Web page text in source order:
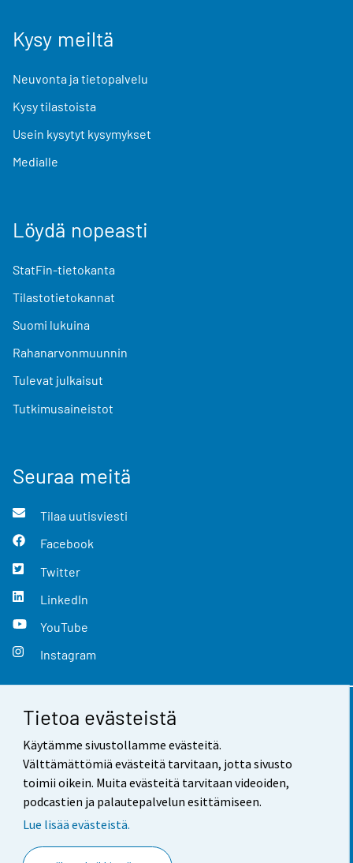
Tietoa evästeistä
Käytämme sivustollamme evästeitä.
Välttämättömiä evästeitä tarvitaan, jotta sivusto
toimii oikein. Muita evästeitä tarvitaan videoiden,
podcastien ja palautepalvelun esittämiseen.
Lue lisää evästeistä.
Kysy meiltä
Neuvonta ja tietopalvelu
Kysy tilastoista
Usein kysytyt kysymykset
Medialle
Löydä nopeasti
StatFin-tietokanta
Tilastotietokannat
Suomi lukuina
Rahanarvonmuunnin
Tulevat julkaisut
Tutkimusaineistot
Seuraa meitä
Tilaa uutisviesti
Facebook
Twitter
LinkedIn
YouTube
Instagram
Yhteystiedot
Palaute
Käyttöehdot
Saavutettavuus